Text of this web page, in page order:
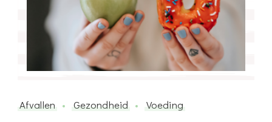
Afvallen Gezondheid Voeding